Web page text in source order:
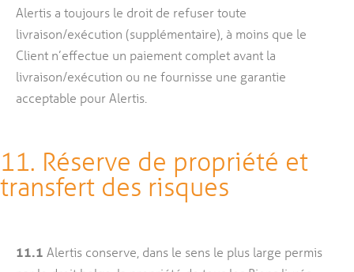
Alertis a toujours le droit de refuser toute
livraison/exécution (supplémentaire), à moins que le
Client n’effectue un paiement complet avant la
livraison/exécution ou ne fournisse une garantie
acceptable pour Alertis.
11. Réserve de propriété et
transfert des risques
11.1 Alertis conserve, dans le sens le plus large permis